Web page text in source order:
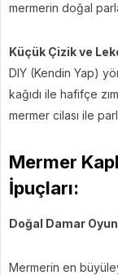
mermerin doğal
Küçük Çizik ve
DIY (Kendin Yap)
kağıdı ile hafifçe
mermer cilası ile
Mermer
İpuçları:
Doğal Damar
Mermerin en